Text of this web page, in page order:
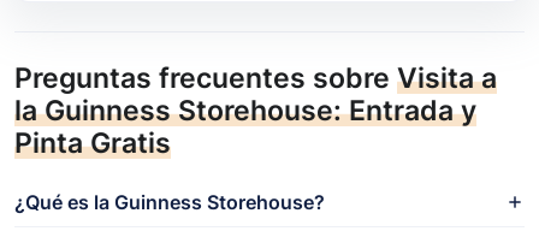
Preguntas frecuentes sobre Visita a
la Guinness Storehouse: Entrada y
Pinta Gratis
¿Qué es la Guinness Storehouse?